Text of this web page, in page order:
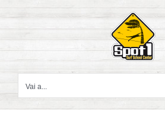
contenuto
Vai a...